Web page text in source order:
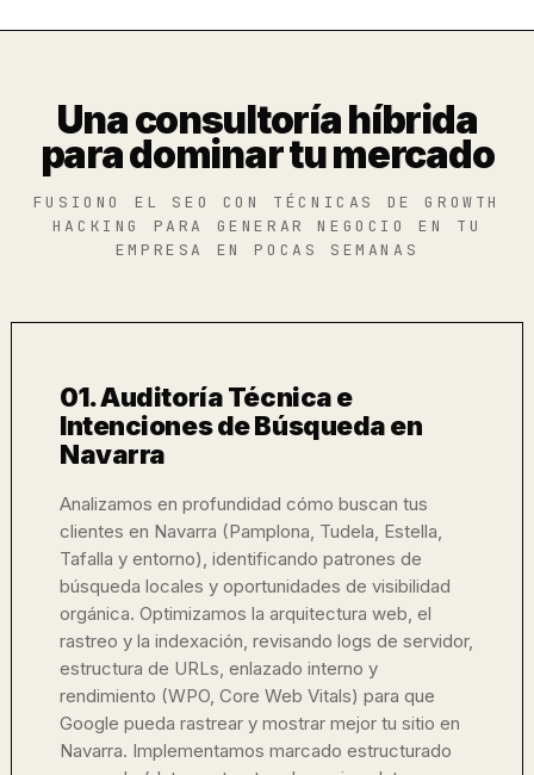
Una consultoría híbrida
para dominar tu mercado
FUSIONO EL SEO CON TÉCNICAS DE GROWTH
HACKING PARA GENERAR NEGOCIO EN TU
EMPRESA EN POCAS SEMANAS
01. Auditoría Técnica e
Intenciones de Búsqueda en
Navarra
Analizamos en profundidad cómo buscan tus
clientes en Navarra (Pamplona, Tudela, Estella,
Tafalla y entorno), identificando patrones de
búsqueda locales y oportunidades de visibilidad
orgánica. Optimizamos la arquitectura web, el
rastreo y la indexación, revisando logs de servidor,
estructura de URLs, enlazado interno y
rendimiento (WPO, Core Web Vitals) para que
Google pueda rastrear y mostrar mejor tu sitio en
Navarra. Implementamos marcado estructurado